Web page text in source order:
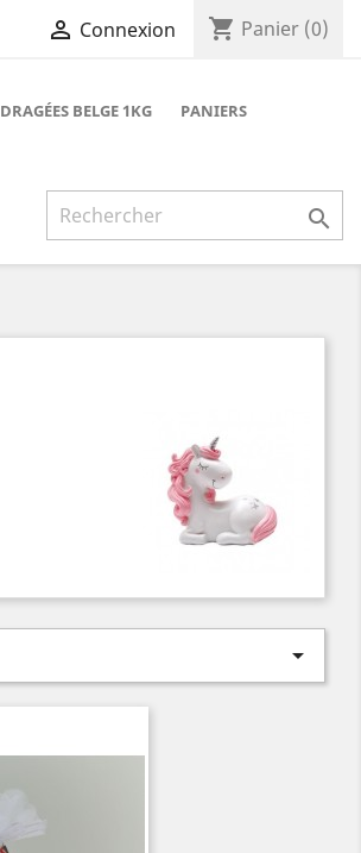
 Connexion shopping_cart Panier (0)
DRAGÉES BELGE 1KG
PANIERS

